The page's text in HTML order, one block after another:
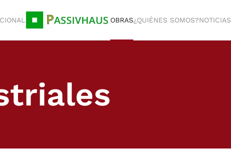
OBRAS¿QUIÉNES SOMOS?NOTICIAS